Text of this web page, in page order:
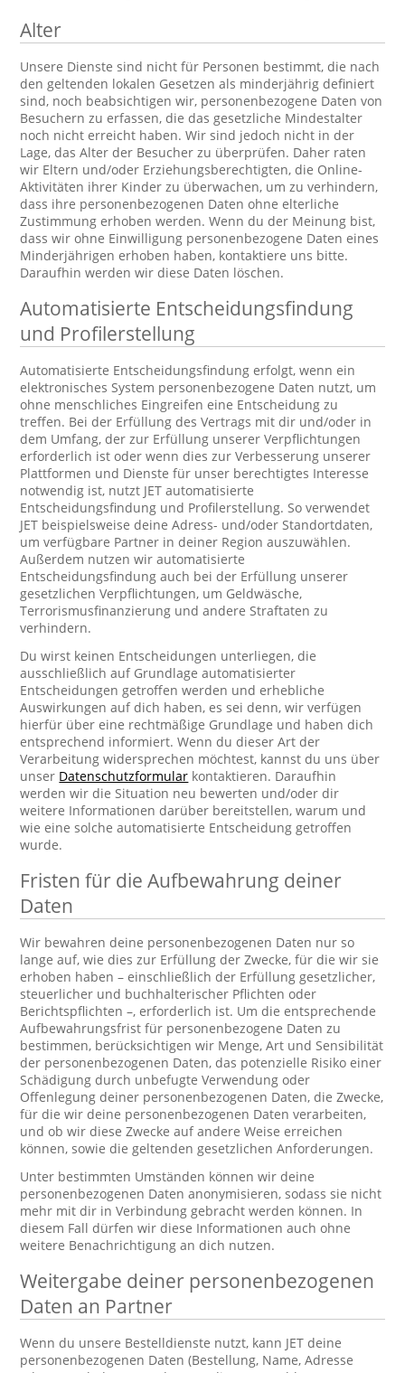
Alter
Unsere Dienste sind nicht für Personen bestimmt, die nach
den geltenden lokalen Gesetzen als minderjährig definiert
sind, noch beabsichtigen wir, personenbezogene Daten von
Besuchern zu erfassen, die das gesetzliche Mindestalter
noch nicht erreicht haben. Wir sind jedoch nicht in der
Lage, das Alter der Besucher zu überprüfen. Daher raten
wir Eltern und/oder Erziehungsberechtigten, die Online-
Aktivitäten ihrer Kinder zu überwachen, um zu verhindern,
dass ihre personenbezogenen Daten ohne elterliche
Zustimmung erhoben werden. Wenn du der Meinung bist,
dass wir ohne Einwilligung personenbezogene Daten eines
Minderjährigen erhoben haben, kontaktiere uns bitte.
Daraufhin werden wir diese Daten löschen.
Automatisierte Entscheidungsfindung
und Profilerstellung
Automatisierte Entscheidungsfindung erfolgt, wenn ein
elektronisches System personenbezogene Daten nutzt, um
ohne menschliches Eingreifen eine Entscheidung zu
treffen. Bei der Erfüllung des Vertrags mit dir und/oder in
dem Umfang, der zur Erfüllung unserer Verpflichtungen
erforderlich ist oder wenn dies zur Verbesserung unserer
Plattformen und Dienste für unser berechtigtes Interesse
notwendig ist, nutzt JET automatisierte
Entscheidungsfindung und Profilerstellung. So verwendet
JET beispielsweise deine Adress- und/oder Standortdaten,
um verfügbare Partner in deiner Region auszuwählen.
Außerdem nutzen wir automatisierte
Entscheidungsfindung auch bei der Erfüllung unserer
gesetzlichen Verpflichtungen, um Geldwäsche,
Terrorismusfinanzierung und andere Straftaten zu
verhindern.
Du wirst keinen Entscheidungen unterliegen, die
ausschließlich auf Grundlage automatisierter
Entscheidungen getroffen werden und erhebliche
Auswirkungen auf dich haben, es sei denn, wir verfügen
hierfür über eine rechtmäßige Grundlage und haben dich
entsprechend informiert. Wenn du dieser Art der
Verarbeitung widersprechen möchtest, kannst du uns über
unser Datenschutzformular kontaktieren. Daraufhin
werden wir die Situation neu bewerten und/oder dir
weitere Informationen darüber bereitstellen, warum und
wie eine solche automatisierte Entscheidung getroffen
wurde.
Fristen für die Aufbewahrung deiner
Daten
Wir bewahren deine personenbezogenen Daten nur so
lange auf, wie dies zur Erfüllung der Zwecke, für die wir sie
erhoben haben – einschließlich der Erfüllung gesetzlicher,
steuerlicher und buchhalterischer Pflichten oder
Berichtspflichten –, erforderlich ist. Um die entsprechende
Aufbewahrungsfrist für personenbezogene Daten zu
bestimmen, berücksichtigen wir Menge, Art und Sensibilität
der personenbezogenen Daten, das potenzielle Risiko einer
Schädigung durch unbefugte Verwendung oder
Offenlegung deiner personenbezogenen Daten, die Zwecke,
für die wir deine personenbezogenen Daten verarbeiten,
und ob wir diese Zwecke auf andere Weise erreichen
können, sowie die geltenden gesetzlichen Anforderungen.
Unter bestimmten Umständen können wir deine
personenbezogenen Daten anonymisieren, sodass sie nicht
mehr mit dir in Verbindung gebracht werden können. In
diesem Fall dürfen wir diese Informationen auch ohne
weitere Benachrichtigung an dich nutzen.
Weitergabe deiner personenbezogenen
Daten an Partner
Wenn du unsere Bestelldienste nutzt, kann JET deine
personenbezogenen Daten (Bestellung, Name, Adresse